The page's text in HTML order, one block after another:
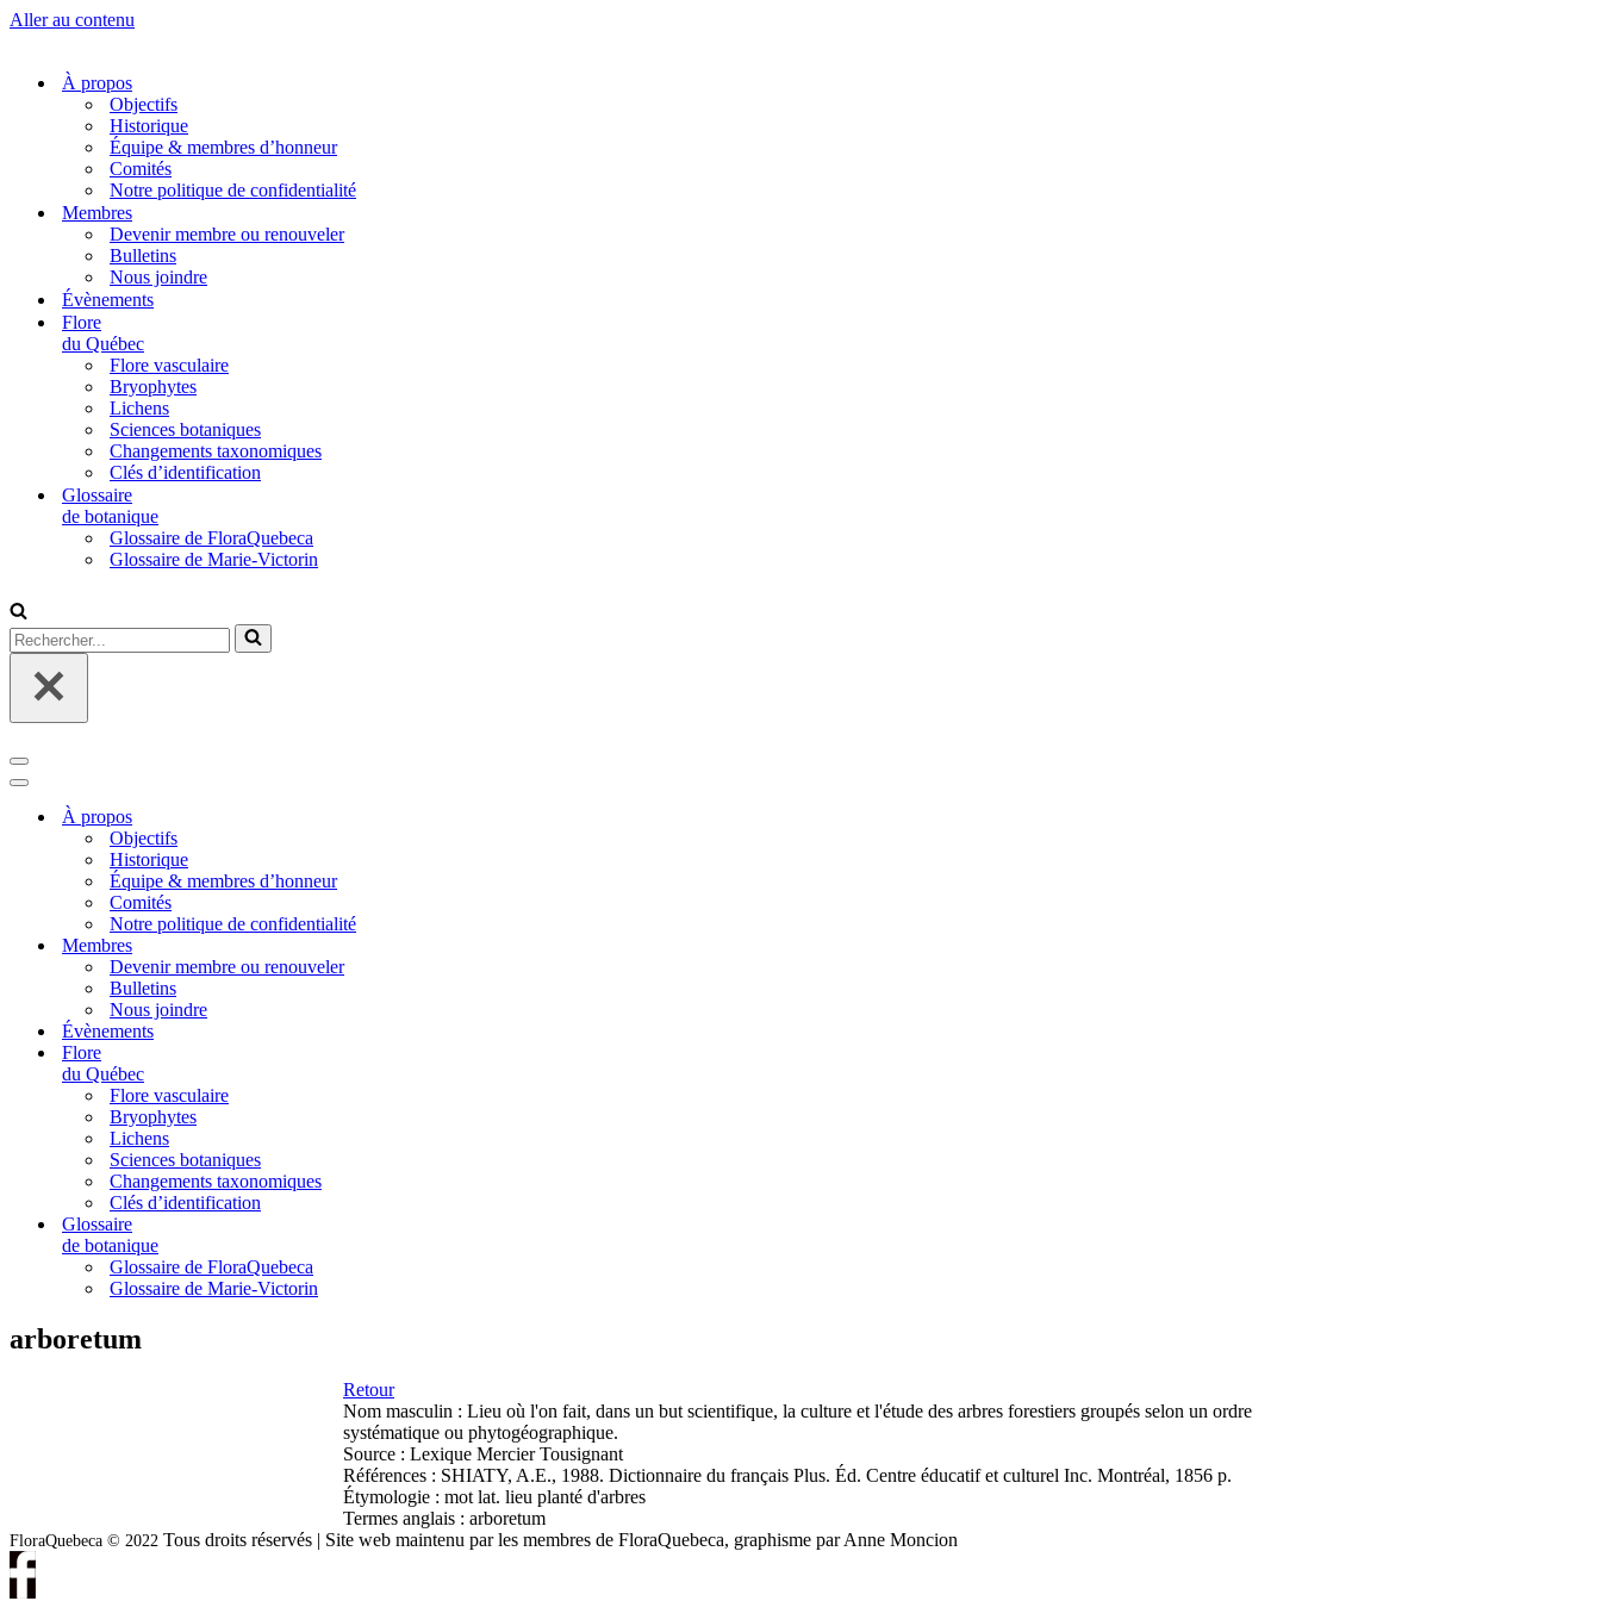
Aller au contenu
À propos
Objectifs
Historique
Équipe & membres d’honneur
Comités
Notre politique de confidentialité
Membres
Devenir membre ou renouveler
Bulletins
Nous joindre
Évènements
Flore
du Québec
Flore vasculaire
Bryophytes
Lichens
Sciences botaniques
Changements taxonomiques
Clés d’identification
Glossaire
de botanique
Glossaire de FloraQuebeca
Glossaire de Marie-Victorin
Rechercher...
Menu
de
navigation
Menu
navigationÀ propos
Objectifs
Historique
Équipe & membres d’honneur
Comités
Notre politique de confidentialité
Membres
Devenir membre ou renouveler
Bulletins
Nous joindre
Évènements
Flore
du Québec
Flore vasculaire
Bryophytes
Lichens
Sciences botaniques
Changements taxonomiques
Clés d’identification
Glossaire
de botanique
Glossaire de FloraQuebeca
Glossaire de Marie-Victorin
arboretum
Retour
Nom masculin : Lieu où l'on fait, dans un but scientifique, la culture et l'étude des arbres forestiers groupés selon un ordre
systématique ou phytogéographique.
Source : Lexique Mercier Tousignant
Références : SHIATY, A.E., 1988. Dictionnaire du français Plus. Éd. Centre éducatif et culturel Inc. Montréal, 1856 p.
Étymologie : mot lat. lieu planté d'arbres
Termes anglais : arboretum
FloraQuebeca © 2022 Tous droits réservés | Site web maintenu par les membres de FloraQuebeca, graphisme par Anne Moncion